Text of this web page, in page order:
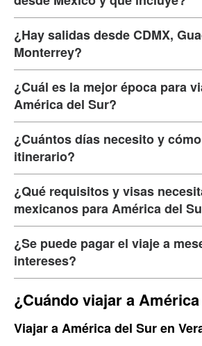
¿Hay salidas desde CDMX,
Monterrey?
¿Cuál es la mejor época para
América del Sur?
¿Cuántos días necesito y
itinerario?
¿Qué requisitos y visas
mexicanos para América del
¿Se puede pagar el viaje a
intereses?
¿Cuándo viajar a
Viajar a América del Sur en